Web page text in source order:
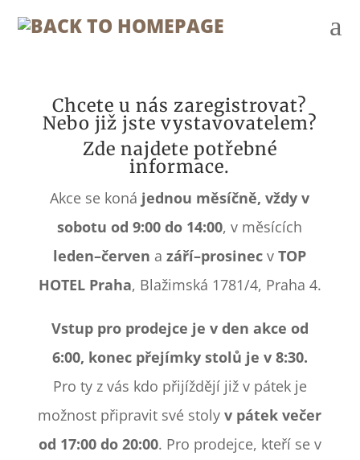
a
Chcete u nás zaregistrovat?
Nebo již jste vystavovatelem?
Zde najdete potřebné
informace.
Akce se koná jednou měsíčně, vždy v
sobotu od 9:00 do 14:00, v měsících
leden–červen azáří–prosinec vTOP
HOTEL Praha, Blažimská 1781/4, Praha 4.
Vstup pro prodejce je v den akce od
6:00, konec přejímky stolů je v 8:30.
Pro ty z vás kdo přijíždějí již v pátek je
možnost připravit své stoly v pátek večer
od 17:00 do 20:00. Pro prodejce, kteří se v